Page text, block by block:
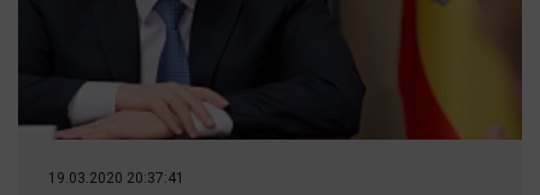
19.03.2020 20:37:41